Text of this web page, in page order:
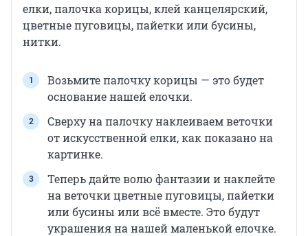
елки, палочка корицы, клей канцелярский,
цветные пуговицы, пайетки или бусины,
нитки.
Возьмите палочку корицы — это будет
основание нашей елочки.
Сверху на палочку наклеиваем веточки
от искусственной елки, как показано на
картинке.
Теперь дайте волю фантазии и наклейте
на веточки цветные пуговицы, пайетки
или бусины или всë вместе. Это будут
украшения на нашей маленькой елочке.